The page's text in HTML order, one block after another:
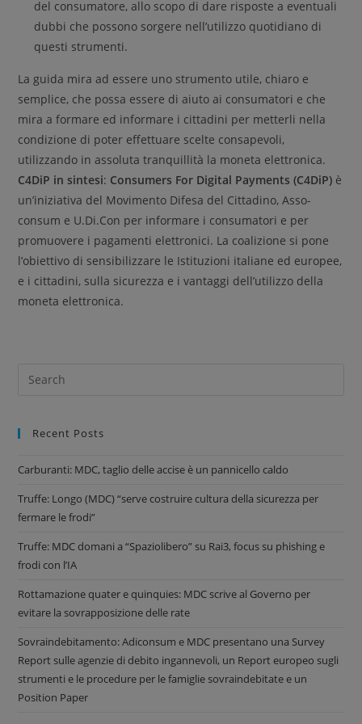
del consumatore, allo scopo di dare risposte a eventuali
dubbi che possono sorgere nell’utilizzo quotidiano di
questi strumenti.
La guida mira ad essere uno strumento utile, chiaro e
semplice, che possa essere di aiuto ai consumatori e che
mira a formare ed informare i cittadini per metterli nella
condizione di poter effettuare scelte consapevoli,
utilizzando in assoluta tranquillità la moneta elettronica.
C4DiP in sintesi: Consumers For Digital Payments (C4DiP) è
un’iniziativa del Movimento Difesa del Cittadino, Asso-
consum e U.Di.Con per informare i consumatori e per
promuovere i pagamenti elettronici. La coalizione si pone
l’obiettivo di sensibilizzare le Istituzioni italiane ed europee,
e i cittadini, sulla sicurezza e i vantaggi dell’utilizzo della
moneta elettronica.
Recent Posts
Carburanti: MDC, taglio delle accise è un pannicello caldo
Truffe: Longo (MDC) “serve costruire cultura della sicurezza per
fermare le frodi”
Truffe: MDC domani a “Spaziolibero” su Rai3, focus su phishing e
frodi con l’IA
Rottamazione quater e quinquies: MDC scrive al Governo per
evitare la sovrapposizione delle rate
Sovraindebitamento: Adiconsum e MDC presentano una Survey
Report sulle agenzie di debito ingannevoli, un Report europeo sugli
strumenti e le procedure per le famiglie sovraindebitate e un
Position Paper